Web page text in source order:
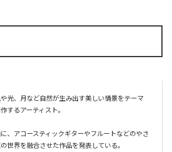
や光、月など自然が生み出す美しい情景をテーマ
するアーティスト。
、アコースティックギターやフルートなどのやさ
世界を融合させた作品を発表している。